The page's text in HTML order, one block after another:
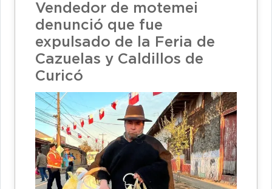
Vendedor de motemei
denunció que fue
expulsado de la Feria de
Cazuelas y Caldillos de
Curicó